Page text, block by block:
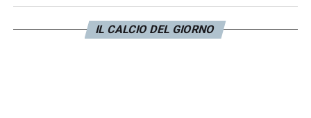
IL CALCIO DEL GIORNO